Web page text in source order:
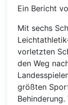
Ein Bericht
Mit sechs
vorletzten
den Weg
größten